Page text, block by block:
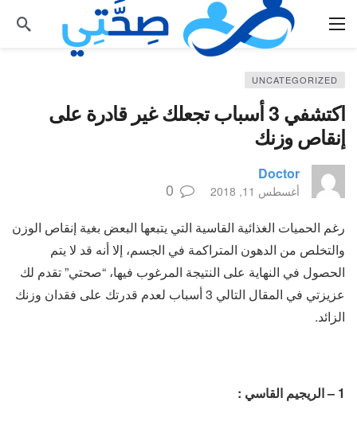
UNCATEGORIZED
اكتشفي 3 أسباب تجعلك غير قادرة على
إنقاص وزنك
Doctor
أغسطس 11, 2018 0
رغم الحميات الغذائية القاسية التي يتبعها البعض بغية إنقاص الوزن
والتخلص من الدهون المتراكمة في الجسم، إلا أنه قد لا يتم
الحصول في النهاية على النتيجة المرغوب فيها، “صحتي” تقدم لك
عزيزتي في المقال التالي 3 أسباب لعدم قدرتك على فقدان وزنك
الزائد.
1 – الريجيم القاسي :